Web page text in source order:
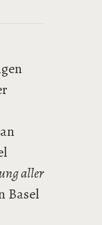
aller
Basel